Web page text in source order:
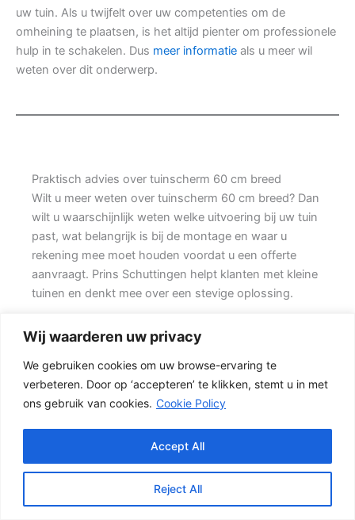
Wij waarderen uw privacy
We gebruiken cookies om uw browse-ervaring te
verbeteren. Door op ‘accepteren’ te klikken, stemt u in met
ons gebruik van cookies. Cookie Policy
Reject All
Accept All
uw tuin. Als u twijfelt over uw competenties om de
omheining te plaatsen, is het altijd pienter om professionele
hulp in te schakelen. Dus meer informatie als u meer wil
weten over dit onderwerp.
Praktisch advies over tuinscherm 60 cm breed
Wilt u meer weten over tuinscherm 60 cm breed? Dan
wilt u waarschijnlijk weten welke uitvoering bij uw tuin
past, wat belangrijk is bij de montage en waar u
rekening mee moet houden voordat u een offerte
aanvraagt. Prins Schuttingen helpt klanten met kleine
tuinen en denkt mee over een stevige oplossing.
Een nette tuinafscheiding vraagt om meer dan alleen
een paar schermen en palen. Wilt u vooral een luxe
uitstraling, dan kan een hout-beton schutting met
hoge betonplaat of zwarte accenten goed passen.
Daarbij spelen ook zaken mee zoals windbelasting,
hoogteverschillen, grondsoort, erfgrens en de
bereikbaarheid van de tuin.
Welke schutting past bij uw tuin?